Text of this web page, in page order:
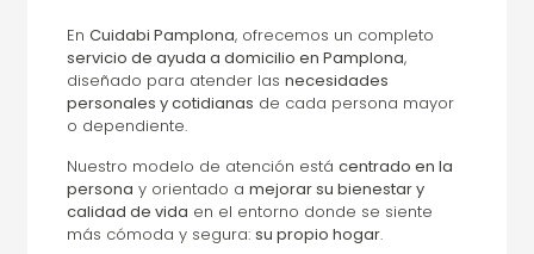
En Cuidabi Pamplona, ofrecemos un completo
servicio de ayuda a domicilio en Pamplona,
diseñado para atender las necesidades
personales y cotidianas de cada persona mayor
o dependiente.
Nuestro modelo de atención está centrado en la
persona y orientado a mejorar su bienestar y
calidad de vida en el entorno donde se siente
más cómoda y segura: su propio hogar.